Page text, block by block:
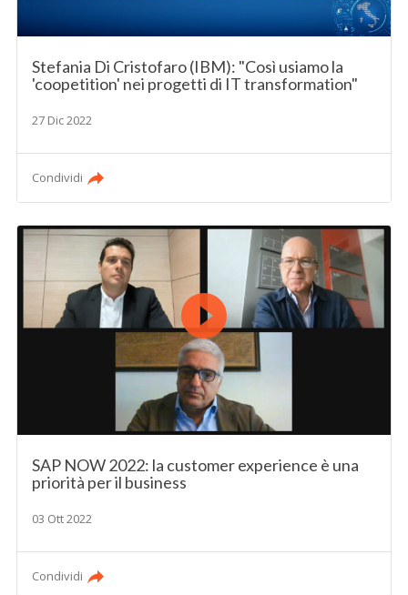
Stefania Di Cristofaro (IBM): "Così usiamo la
'coopetition' nei progetti di IT transformation"
27 Dic 2022
Condividi
SAP NOW 2022: la customer experience è una
priorità per il business
03 Ott 2022
Condividi